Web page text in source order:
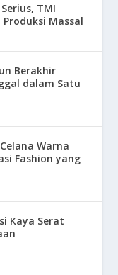
TMI
Massal
Berakhir
dalam Satu
Warna
Fashion yang
Kaya Serat